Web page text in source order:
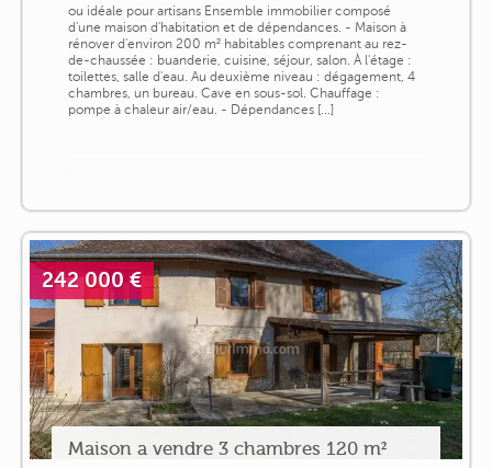
ou idéale pour artisans Ensemble immobilier composé
d'une maison d'habitation et de dépendances. - Maison à
rénover d'environ 200 m² habitables comprenant au rez-
de-chaussée : buanderie, cuisine, séjour, salon. À l'étage :
toilettes, salle d'eau. Au deuxième niveau : dégagement, 4
chambres, un bureau. Cave en sous-sol. Chauffage :
pompe à chaleur air/eau. - Dépendances [...]
242 000 €
Maison a vendre 3 chambres 120 m²